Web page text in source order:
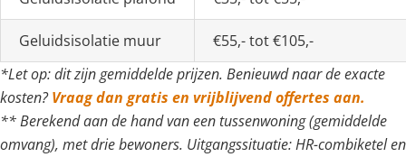
Geluidsisolatie muur
€55,- tot €105,-
*Let op: dit zijn gemiddelde prijzen. Benieuwd naar de exacte
kosten?Vraag dan gratis en vrijblijvend offertes aan.
** Berekend aan de hand van een tussenwoning (gemiddelde
omvang), met drie bewoners. Uitgangssituatie: HR-combiketel en